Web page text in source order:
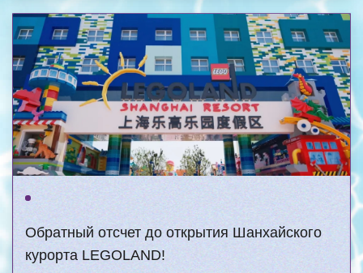
Обратный отсчет до открытия Шанхайского
курорта LEGOLAND!